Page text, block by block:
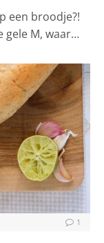
een broodje?!
gele M, waar…
1